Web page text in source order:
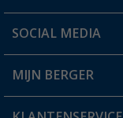
Een vraag?
Winkel vinden
SOCIAL MEDIA
MIJN BERGER